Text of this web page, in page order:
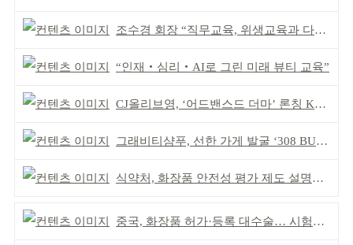
조수경 회장 “직무교육, 위생교육과 다르다”
“인재‧심리‧AI로 그린 미래 뷰티 교육”
CJ올리브영, ‘어드밴스드 더마’ 론칭 K더마 육성 박차
그래비티샴푸, 선한 가게 발굴 ‘308 BUYCOTT’ 출범
식약처, 화장품 안전성 평가 제도 설명회 개최
중국, 화장품 허가·등록 대수술… 시험자료 공용 허용